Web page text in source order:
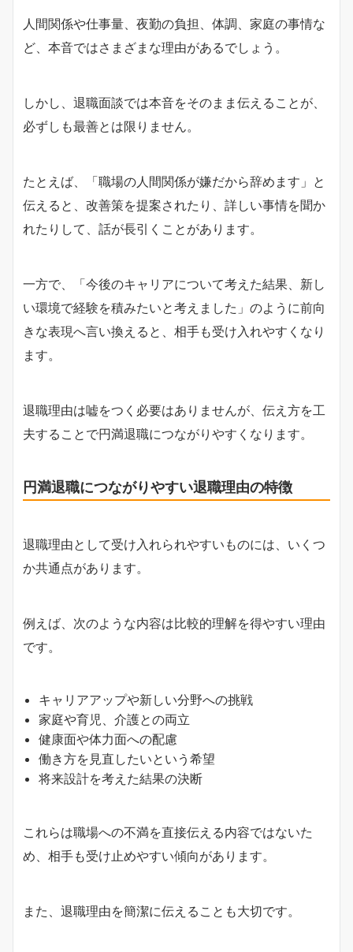
人間関係や仕事量、夜勤の負担、体調、家庭の事情な
ど、本音ではさまざまな理由があるでしょう。
しかし、退職面談では本音をそのまま伝えることが、
必ずしも最善とは限りません。
たとえば、「職場の人間関係が嫌だから辞めます」と
伝えると、改善策を提案されたり、詳しい事情を聞か
れたりして、話が長引くことがあります。
一方で、「今後のキャリアについて考えた結果、新し
い環境で経験を積みたいと考えました」のように前向
きな表現へ言い換えると、相手も受け入れやすくなり
ます。
退職理由は嘘をつく必要はありませんが、伝え方を工
夫することで円満退職につながりやすくなります。
円満退職につながりやすい退職理由の特徴
退職理由として受け入れられやすいものには、いくつ
か共通点があります。
例えば、次のような内容は比較的理解を得やすい理由
です。
キャリアアップや新しい分野への挑戦
家庭や育児、介護との両立
健康面や体力面への配慮
働き方を見直したいという希望
将来設計を考えた結果の決断
これらは職場への不満を直接伝える内容ではないた
め、相手も受け止めやすい傾向があります。
また、退職理由を簡潔に伝えることも大切です。